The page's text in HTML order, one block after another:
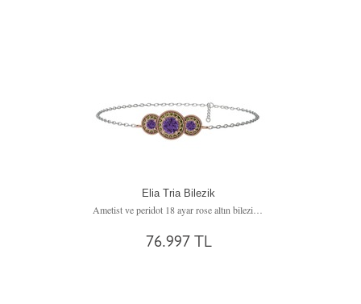
Elia Tria Bilezik
76.997 TL